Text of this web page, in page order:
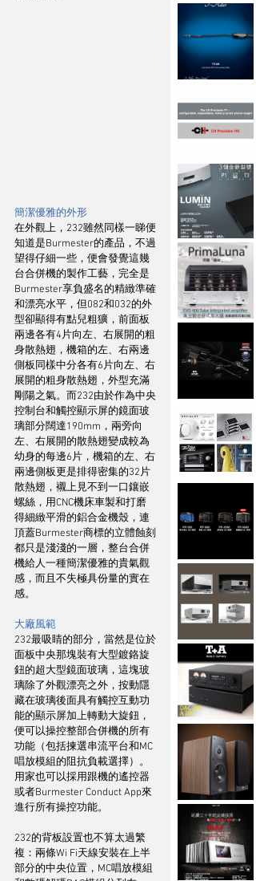
簡潔優雅的外形
在外觀上，232雖然同樣一睇便
知道是Burmester的產品，不過
望得仔細一些，便會發覺這幾
台合併機的製作工藝，完全是
Burmester享負盛名的精緻準確
和漂亮水平，但082和032的外
型卻顯得有點兒粗獷，前面板
兩邊各有4片向左、右展開的粗
身散熱翅，機箱的左、右兩邊
側板同樣中分各有6片向左、右
展開的粗身散熱翅，外型充滿
剛陽之氣。而232由於作為中央
控制台和觸控顯示屏的鏡面玻
璃部分闊達190mm，兩旁向
左、右展開的散熱翅變成較為
幼身的每邊6片，機箱的左、右
兩邊側板更是排得密集的32片
散熱翅，襯上見不到一口鑲嵌
螺絲，用CNC機床車製和打磨
得細緻平滑的鋁合金機殼，連
頂蓋Burmester商標的立體蝕刻
都只是淺淺的一層，整台合併
機給人一種簡潔優雅的貴氣觀
感，而且不失極具份量的實在
感。
大廠風範
232最吸睛的部分，當然是位於
面板中央那塊裝有大型鍍鉻旋
鈕的超大型鏡面玻璃，這塊玻
璃除了外觀漂亮之外，按動隱
藏在玻璃後面具有觸控互動功
能的顯示屏加上轉動大旋鈕，
便可以操控整部合併機的所有
功能（包括揀選串流平台和MC
唱放模組的阻抗負載選擇）。
用家也可以採用跟機的遙控器
或者Burmester Conduct App來
進行所有操控功能。
232的背板設置也不算太過繁
複：兩條Wi Fi天線安裝在上半
部分的中央位置，MC唱放模組